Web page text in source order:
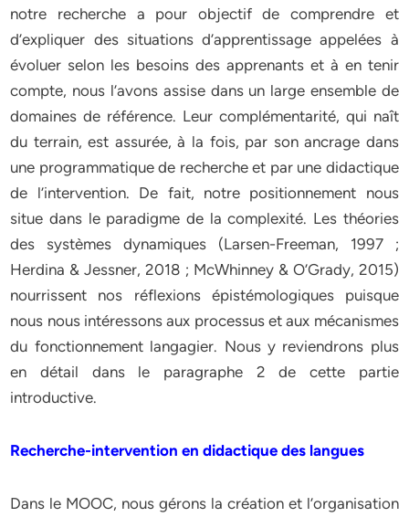
notre recherche a pour objectif de comprendre et
d’expliquer des situations d’apprentissage appelées à
évoluer selon les besoins des apprenants et à en tenir
compte, nous l’avons assise dans un large ensemble de
domaines de référence. Leur complémentarité, qui naît
du terrain, est assurée, à la fois, par son ancrage dans
une programmatique de recherche et par une didactique
de l’intervention. De fait, notre positionnement nous
situe dans le paradigme de la complexité. Les théories
des systèmes dynamiques (Larsen-Freeman, 1997 ;
Herdina & Jessner, 2018 ; McWhinney & O’Grady, 2015)
nourrissent nos réflexions épistémologiques puisque
nous nous intéressons aux processus et aux mécanismes
du fonctionnement langagier. Nous y reviendrons plus
en détail dans le paragraphe 2 de cette partie
introductive.
Recherche-intervention en didactique des langues
Dans le MOOC, nous gérons la création et l’organisation